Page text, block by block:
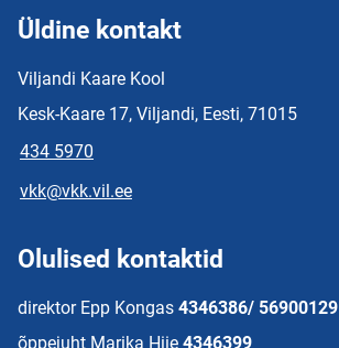
Üldine kontakt
Viljandi Kaare Kool
Kesk-Kaare 17, Viljandi, Eesti, 71015
434 5970
vkk@vkk.vil.ee
Olulised kontaktid
direktor Epp Kongas 4346386/ 56900129
õppejuht Marika Hiie 4346399